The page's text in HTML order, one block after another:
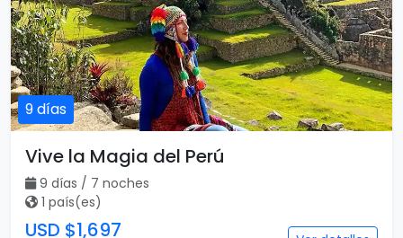
9 días
Vive la Magia del Perú
9 días / 7 noches
1 país(es)
USD $1,697